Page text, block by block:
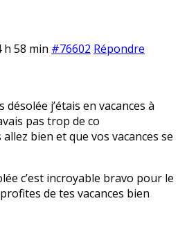
h 58 min #76602 Répondre
j’étais en vacances à
pas trop de co
allez bien et que vos vacances se
c’est incroyable bravo pour le
de tes vacances bien